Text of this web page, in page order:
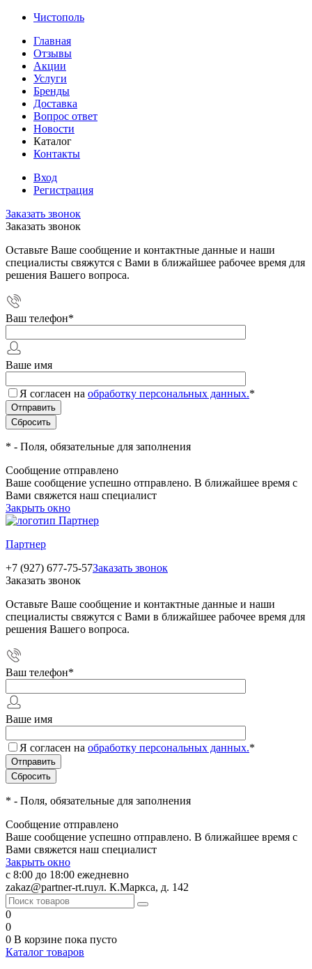
Чистополь
Главная
Отзывы
Акции
Услуги
Бренды
Доставка
Вопрос ответ
Новости
Каталог
Контакты
Вход
Регистрация
Заказать звонок
Заказать звонок
Оставьте Ваше сообщение и контактные данные и наши
специалисты свяжутся с Вами в ближайшее рабочее время для
решения Вашего вопроса.
Ваш телефон*
Ваше имя
Я согласен на обработку персональных данных.*
* - Поля, обязательные для заполнения
Сообщение отправлено
Ваше сообщение успешно отправлено. В ближайшее время с
Вами свяжется наш специалист
Закрыть окно
Партнер
+7 (927) 677-75-57Заказать звонок
Заказать звонок
Оставьте Ваше сообщение и контактные данные и наши
специалисты свяжутся с Вами в ближайшее рабочее время для
решения Вашего вопроса.
Ваш телефон*
Ваше имя
Я согласен на обработку персональных данных.*
* - Поля, обязательные для заполнения
Сообщение отправлено
Ваше сообщение успешно отправлено. В ближайшее время с
Вами свяжется наш специалист
Закрыть окно
с 8:00 до 18:00 ежедневно
zakaz@partner-rt.ruул. К.Маркса, д. 142
0
0
0 В корзине пока пусто
Каталог товаров